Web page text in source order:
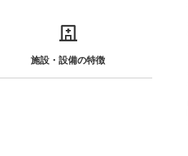
施設・設備の特徴